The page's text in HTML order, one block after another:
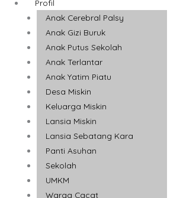
Profil
Anak Cerebral Palsy
Anak Gizi Buruk
Anak Putus Sekolah
Anak Terlantar
Anak Yatim Piatu
Desa Miskin
Keluarga Miskin
Lansia Miskin
Lansia Sebatang Kara
Panti Asuhan
Sekolah
UMKM
Warga Cacat